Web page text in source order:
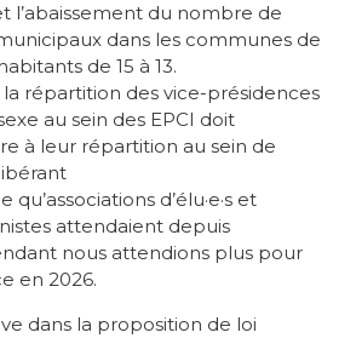
l’abaissement du nombre de
dans les communes de
de 15 à 13.
répartition des vice-présidences
au sein des EPCI doit
à leur répartition au sein de
qu’associations d’élu·e·s et
attendaient depuis
nous attendions plus pour
en 2026.
dans la proposition de loi